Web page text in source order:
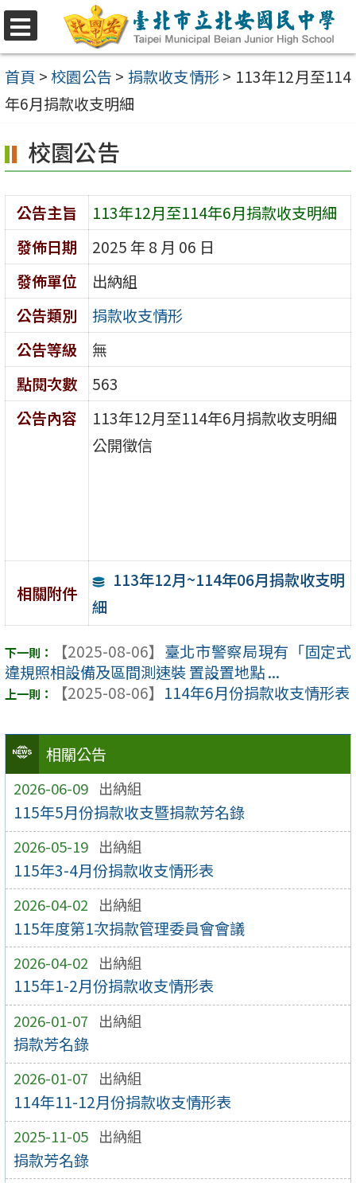
選
單
跳
至
主
要
容
區
首頁 >校園公告 > 捐款收支情形> 113年12月至114
年6月捐款收支明細
相關公告
2026-06-09 出納組
115年5月份捐款收支暨捐款芳名錄
2026-05-19 出納組
115年3-4月份捐款收支情形表
2026-04-02 出納組
115年度第1次捐款管理委員會會議
2026-04-02 出納組
115年1-2月份捐款收支情形表
2026-01-07 出納組
捐款芳名錄
2026-01-07 出納組
114年11-12月份捐款收支情形表
2025-11-05 出納組
捐款芳名錄
校園公告
公告主旨
113年12月至114年6月捐款收支明細
發佈日期
2025 年 8 月 06 日
發佈單位
出納組
公告類別
捐款收支情形
公告等級
無
點閱次數
563
公告內容
113年12月至114年6月捐款收支明細
公開徵信
相關附件
113年12月~114年06月捐款收支明
細
【2025-08-06】 臺北市警察局現有「固定式
違規照相設備及區間測速裝 置設置地點 ...
【2025-08-06】 114年6月份捐款收支情形表